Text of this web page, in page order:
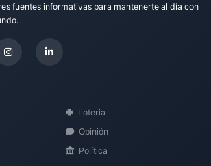
fuentes informativas para mantenerte al día con
Loteria
Opinión
Política